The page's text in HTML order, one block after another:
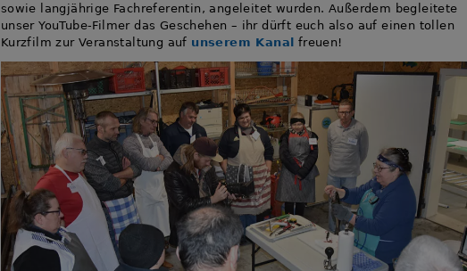
sowie langjährige Fachreferentin, angeleitet wurden. Außerdem begleitete
unser YouTube-Filmer das Geschehen – ihr dürft euch also auf einen tollen
Kurzfilm zur Veranstaltung auf unserem Kanal freuen!